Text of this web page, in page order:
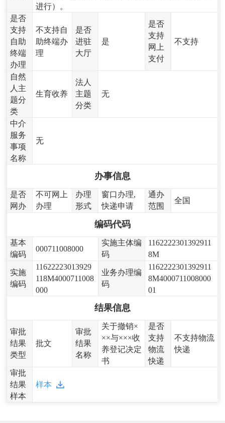
进行）。
是否
支持
自助
终端
办理
不支持自
助终端办
理
是否
进驻
大厅
是
是否
支持
网上
支付
不支持
自然
人主
题分
类
生育收养
法人
主题
分类
无
中介
服务
事项
名称
无
办事信息
是否
网办
不可网上
办理
办理
形式
窗口办理,
快递申请
通办
范围
全国
编码代码
基本
编码
000711008000
实施主体编
码
1162222301392911
8M
实施
编码
11622223013929
118M4000711008
000
业务办理编
码
1162222301392911
8M4000711008000
01
结果信息
审批
结果
类型
批文
审批
结果
名称
关于撤销×
××与×××收
养登记决定
书
是否
支持
物流
快递
不支持物流
快递
审批
结果
样本
样本